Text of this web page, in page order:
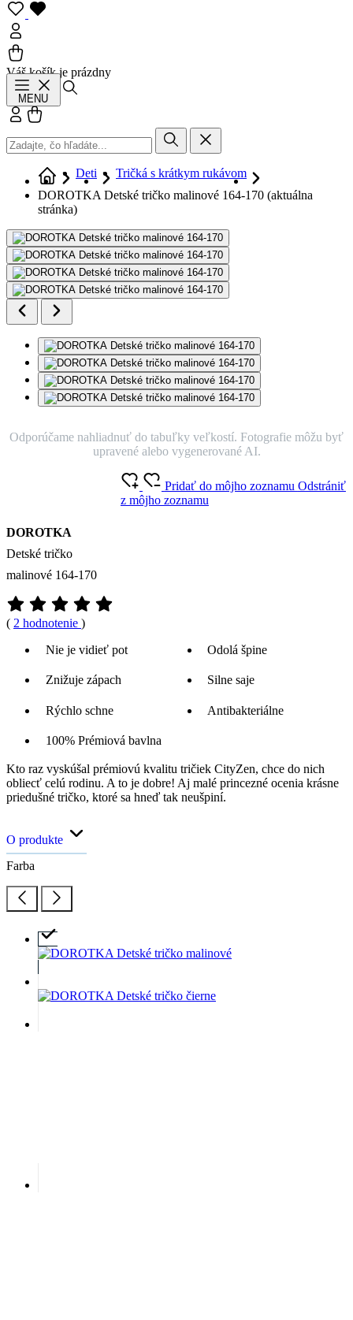
Váš košík je prázdny
MENU
Prihlásiť sa
Deti
Tričká s krátkym rukávom
DOROTKA Detské tričko malinové 164-170 (aktuálna
stránka)
Odporúčame nahliadnuť do tabuľky veľkostí. Fotografie môžu byť
upravené alebo vygenerované AI.
DOROTKA
Detské tričko
malinové 164-170
Pridať do môjho zoznamu Odstrániť
z môjho zoznamu
( 2 hodnotenie )
Nie je vidieť pot
Odolá špine
Znižuje zápach Silne saje
Rýchlo schne Antibakteriálne
100% Prémiová bavlna
Kto raz vyskúšal prémiovú kvalitu tričiek CityZen, chce do nich
obliecť celú rodinu. A to je dobre! Aj malé princezné ocenia krásne
priedušné tričko, ktoré sa hneď tak neušpiní.
O produkte
Farba